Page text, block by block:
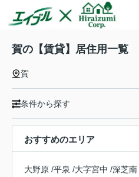
賀の【賃貸】居住用一覧
賀
条件から探す
おすすめのエリア
大野原 /平泉 /大字宮中 /深芝南